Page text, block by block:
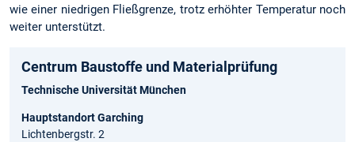
wie einer niedrigen Fließgrenze, trotz erhöhter Temperatur noch
weiter unterstützt.
Centrum Baustoffe und Materialprüfung
Technische Universität München
Hauptstandort Garching
Lichtenbergstr. 2